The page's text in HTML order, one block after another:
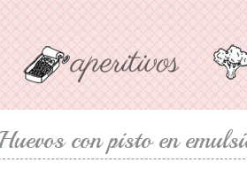
con pisto en